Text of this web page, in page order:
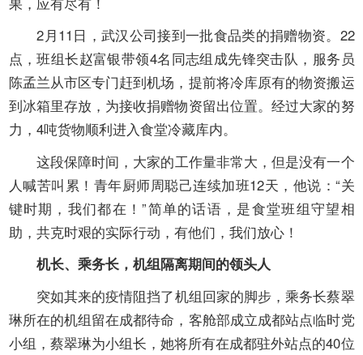
2月11 日，武汉公司接到一批食品类的捐赠物资。 22
点，班组长赵富银带领4名同志组成先锋突击队，服务员
陈孟兰从市区专门赶到机场，提前将冷库原有的物资搬运
到冰箱里存放，为接收捐赠物资留出位置。经过大家的努
力， 4吨货物顺利进入食堂冷藏库内。
这段保障时间，大家的工作量非常大，但是没有一个
人喊苦叫累！青年厨师周聪己连续加班12天，他说：“关
键时期，我们都在！”简单的话语，是食堂班组守望相
助，共克时艰的实际行动，有他们，我们放心！
机长、乘务长，机组隔离期间的领头人
突如其来的疫情阻挡了机组回家的脚步，乘务长蔡翠
琳所在的机组留在成都待命，客舱部成立成都站点临时党
小组，蔡翠琳为小组长，她将所有在成都驻外站点的40位